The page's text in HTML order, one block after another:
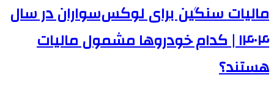
مالیات سنگین برای لوکس‌سواران در سال
۱۴۰۴ | کدام خودروها مشمول مالیات
هستند؟